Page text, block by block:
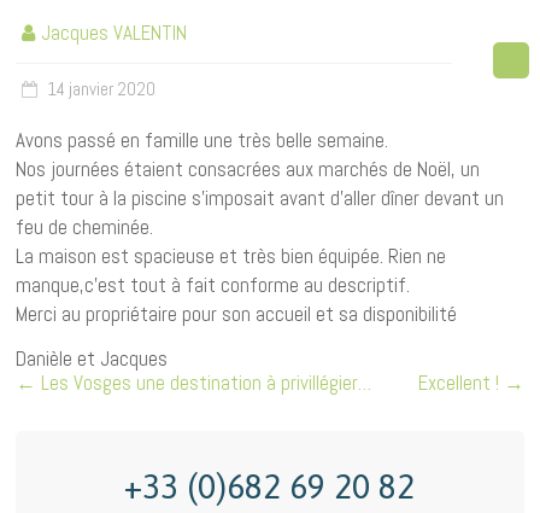
Jacques VALENTIN
14 janvier 2020
Avons passé en famille une très belle semaine.
Nos journées étaient consacrées aux marchés de Noël, un
petit tour à la piscine s’imposait avant d’aller dîner devant un
feu de cheminée.
La maison est spacieuse et très bien équipée. Rien ne
manque,c’est tout à fait conforme au descriptif.
Merci au propriétaire pour son accueil et sa disponibilité
Danièle et Jacques
← Les Vosges une destination à privillégier… Excellent ! →
+33 (0)682 69 20 82